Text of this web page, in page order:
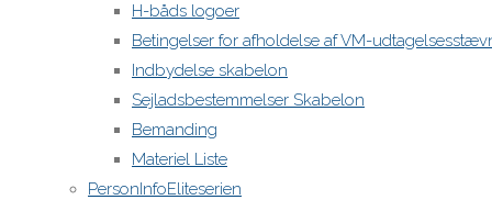
H-båds logoer
Betingelser for afholdelse af VM-
Indbydelse skabelon
Sejladsbestemmelser Skabelon
Bemanding
Materiel Liste
PersonInfoEliteserien
med
*
Comment